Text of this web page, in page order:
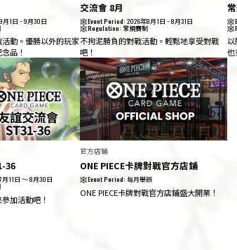
月1日 ~ 9月30日
動。優勝以外的玩家
品！
交流會 8月
Event Period:2026年8月1日 ~ 8月31日
Regulation: 常規賽制
不拘泥勝負的對戰活動。輕鬆地享受對戰
吧！
以
也
36
月11日 ～ 8月30日
加活動吧！
官方店鋪
ONE PIECE卡牌對戰官方店鋪
Event Period:每月舉辦
ONE PIECE卡牌對戰官方店鋪盛大開業！